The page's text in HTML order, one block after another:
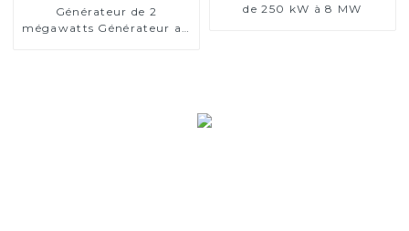
Générateur de 2
mégawatts Générateur au
de 250 kW à 8 MW